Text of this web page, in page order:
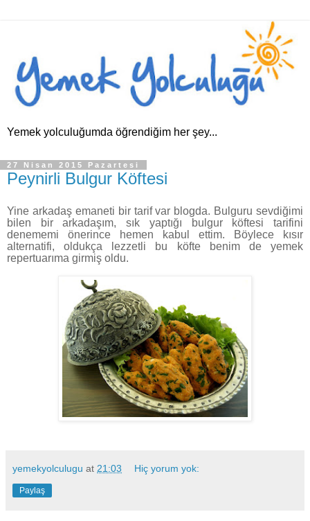
Yemek yolculuğumda öğrendiğim her şey...
27 Nisan 2015 Pazartesi
Peynirli Bulgur Köftesi
Yine arkadaş emaneti bir tarif var blogda. Bulguru sevdiğimi
bilen bir arkadaşım, sık yaptığı bulgur köftesi tarifini
denememi önerince hemen kabul ettim. Böylece kısır
alternatifi, oldukça lezzetli bu köfte benim de yemek
repertuarıma girmiş oldu.
yemekyolculugu at 21:03 Hiç yorum yok:
Paylaş